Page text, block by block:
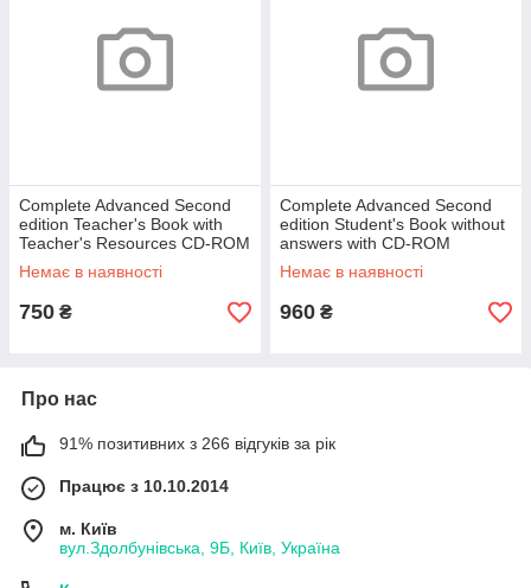
Complete Advanced Second
edition Teacher's Book with
Teacher's Resources CD-ROM
Немає в наявності
750 ₴
Complete Advanced Second
edition Student's Book without
answers with CD-ROM
Немає в наявності
960 ₴
Про нас
91% позитивних з 266 відгуків за рік
Працює з 10.10.2014
м. Київ
вул.Здолбунівська, 9Б, Київ, Україна